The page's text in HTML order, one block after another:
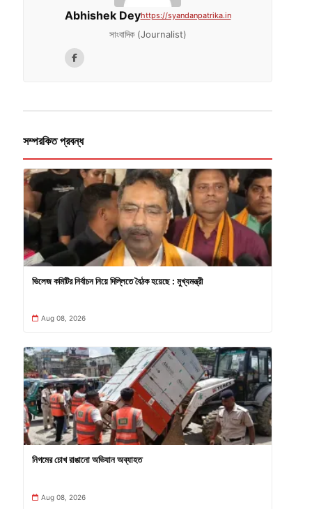
Abhishek Deyhttps://syandanpatrika.in
সাংবাদিক (Journalist)
সম্পরকিত প্রবন্ধ
ভিলেজ কমিটির নির্বাচন নিয়ে দিল্লিতে বৈঠক হয়েছে : মুখ্যমন্ত্রী
Aug 08, 2026
নিগমের চোখ রাঙানো অভিযান অব্যাহত
Aug 08, 2026